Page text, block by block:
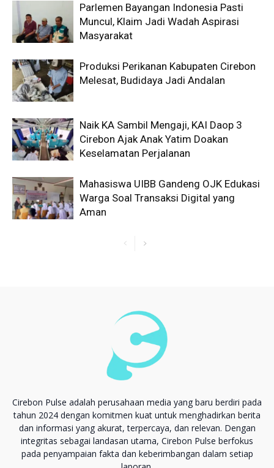
Parlemen Bayangan Indonesia Pasti
Muncul, Klaim Jadi Wadah Aspirasi
Masyarakat
Produksi Perikanan Kabupaten Cirebon
Melesat, Budidaya Jadi Andalan
Naik KA Sambil Mengaji, KAI Daop 3
Cirebon Ajak Anak Yatim Doakan
Keselamatan Perjalanan
Mahasiswa UIBB Gandeng OJK Edukasi
Warga Soal Transaksi Digital yang
Aman
Cirebon Pulse adalah perusahaan media yang baru berdiri pada
tahun 2024 dengan komitmen kuat untuk menghadirkan berita
dan informasi yang akurat, terpercaya, dan relevan. Dengan
integritas sebagai landasan utama, Cirebon Pulse berfokus
pada penyampaian fakta dan keberimbangan dalam setiap